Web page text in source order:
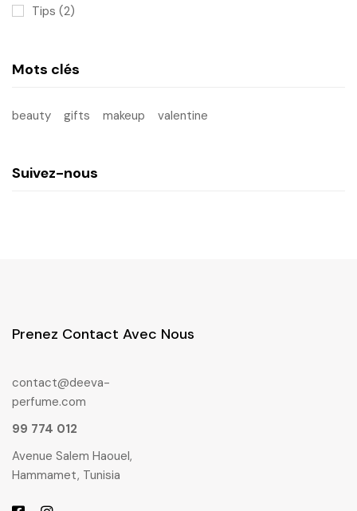
Tips (2)
Mots clés
beauty gifts makeup valentine
Suivez-nous
Prenez Contact Avec Nous
contact@deeva-
perfume.com
99 774 012
Avenue Salem Haouel,
Hammamet, Tunisia